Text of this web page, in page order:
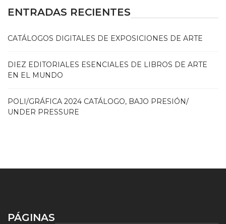
ENTRADAS RECIENTES
CATÁLOGOS DIGITALES DE EXPOSICIONES DE ARTE
DIEZ EDITORIALES ESENCIALES DE LIBROS DE ARTE
EN EL MUNDO
POLI/GRÁFICA 2024 CATÁLOGO, BAJO PRESIÓN/
UNDER PRESSURE
PÁGINAS